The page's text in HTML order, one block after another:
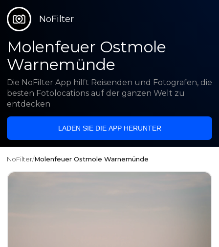
NoFilter
Molenfeuer Ostmole
Warnemünde
Die NoFilter App hilft Reisenden und Fotografen, die
besten Fotolocations auf der ganzen Welt zu
entdecken
LADEN SIE DIE APP HERUNTER
NoFilter/Molenfeuer Ostmole Warnemünde